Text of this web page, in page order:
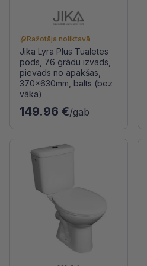
Ražotāja noliktavā
Jika Lyra Plus Tualetes
pods, 76 grādu izvads,
pievads no apakšas,
370x630mm, balts (bez
vāka)
149.96 €/gab